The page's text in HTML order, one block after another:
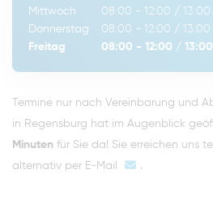
Mittwoch
08:00 - 12:00 / 13:00
Donnerstag
08:00 - 12:00 /
Freitag
08:00 - 12:00 /
Termine nur nach Vereinbarung und
in Regensburg hat im Augenblick
Minuten für Sie da! Sie erreichen uns
alternativ per E-Mail .